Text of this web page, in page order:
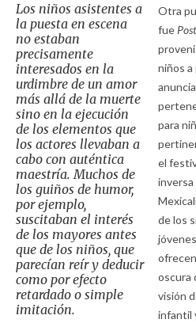
Los niños asistentes a
la puesta en escena
no estaban
precisamente
interesados en la
urdimbre de un amor
más allá de la muerte
sino en la ejecución
de los elementos que
los actores llevaban a
cabo con auténtica
maestría. Muchos de
los guiños de humor,
por ejemplo,
suscitaban el interés
de los mayores antes
que de los niños, que
parecían reír y deducir
como por efecto
retardado o simple
imitación.
Otra
fue
niños a
para
el
inversa
de los
oscura
visión
infantil